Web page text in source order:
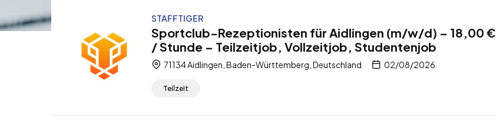
STAFFTIGER
Sportclub-Rezeptionisten für Aidlingen (m/w/d) – 18,00 €
/ Stunde – Teilzeitjob, Vollzeitjob, Studentenjob
71134 Aidlingen, Baden-Württemberg, Deutschland 02/08/2026
Teilzeit